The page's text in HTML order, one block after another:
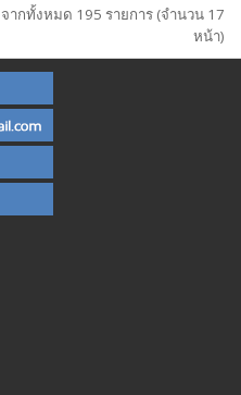
ากทั้งหมด 195 รายการ (จำนวน 17
หน้า)